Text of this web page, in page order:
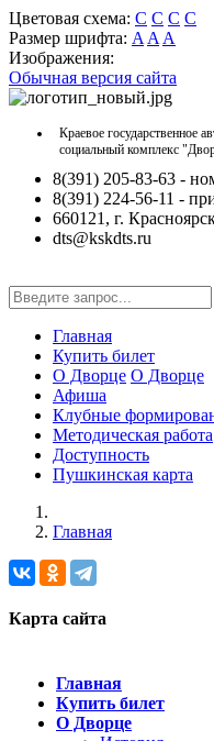
Цветовая схема: C C C C
Размер шрифта: A A A
Изображения:
Обычная версия сайта
Краевое государственное
социальный комплекс
8(391) 205-83-63 -
8(391) 224-56-11 -
660121, г.
dts@kskdts.ru
Главная
Купить билет
О Дворце О Дворце
Афиша
Клубные
Методическая работа
Доступность
Пушкинская карта
Главная
Карта сайта
Главная
Купить билет
О Дворце